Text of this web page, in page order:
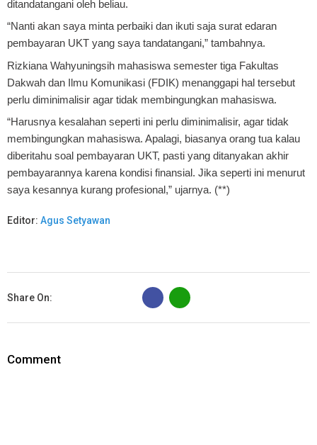
ditandatangani oleh beliau.
“Nanti akan saya minta perbaiki dan ikuti saja surat edaran
pembayaran UKT yang saya tandatangani,” tambahnya.
Rizkiana Wahyuningsih mahasiswa semester tiga Fakultas
Dakwah dan Ilmu Komunikasi (FDIK) menanggapi hal tersebut
perlu diminimalisir agar tidak membingungkan mahasiswa.
“Harusnya kesalahan seperti ini perlu diminimalisir, agar tidak
membingungkan mahasiswa. Apalagi, biasanya orang tua kalau
diberitahu soal pembayaran UKT, pasti yang ditanyakan akhir
pembayarannya karena kondisi finansial. Jika seperti ini menurut
saya kesannya kurang profesional,” ujarnya. (**)
Editor: Agus Setyawan
Share On:
B
Comment